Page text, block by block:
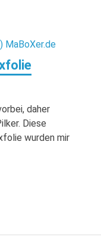
daher
Diese
wurden mir